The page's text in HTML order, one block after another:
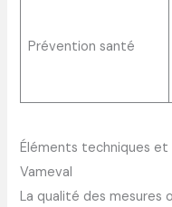
Prévention santé
Éléments techniques
Vameval
La qualité des mesures